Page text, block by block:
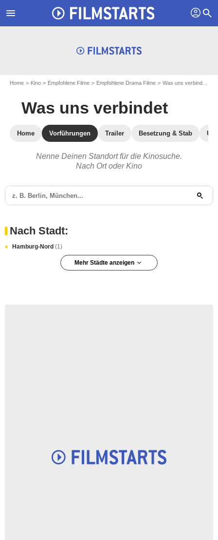
menu profil search
Home Kino Empfohlene Filme Empfohlene Drama Filme Was uns verbindet
Was uns verbindet
Home Vorführungen Trailer Besetzung & Stab
Nenne Deinen Standort für die Kinosuche.
Nach Ort oder Kino
Nach Stadt:
Hamburg-Nord (1)
Mehr Städte anzeigen